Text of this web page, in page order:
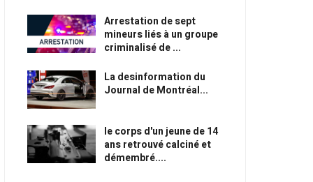
Arrestation de sept
mineurs liés à un groupe
criminalisé de ...
La desinformation du
Journal de Montréal...
le corps d'un jeune de 14
ans retrouvé calciné et
démembré....